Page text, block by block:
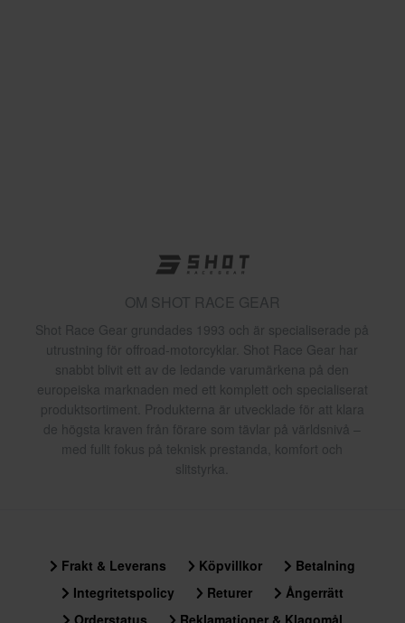
OM SHOT RACE GEAR
Shot Race Gear grundades 1993 och är specialiserade på
utrustning för offroad-motorcyklar. Shot Race Gear har
snabbt blivit ett av de ledande varumärkena på den
europeiska marknaden med ett komplett och specialiserat
produktsortiment. Produkterna är utvecklade för att klara
de högsta kraven från förare som tävlar på världsnivå –
med fullt fokus på teknisk prestanda, komfort och
slitstyrka.
Frakt & Leverans Köpvillkor
Betalning
Integritetspolicy
Returer
Ångerrätt